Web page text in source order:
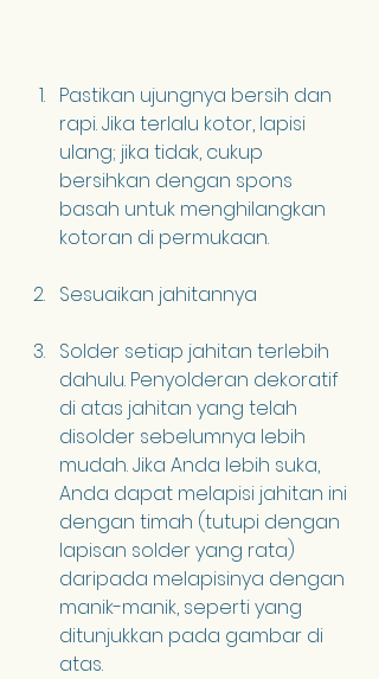
Pastikan ujungnya bersih dan
rapi. Jika terlalu kotor, lapisi
ulang; jika tidak, cukup
bersihkan dengan spons
basah untuk menghilangkan
kotoran di permukaan.
Sesuaikan jahitannya
Solder setiap jahitan terlebih
dahulu. Penyolderan dekoratif
di atas jahitan yang telah
disolder sebelumnya lebih
mudah. ​​Jika Anda lebih suka,
Anda dapat melapisi jahitan ini
dengan timah (tutupi dengan
lapisan solder yang rata)
daripada melapisinya dengan
manik-manik, seperti yang
ditunjukkan pada gambar di
atas.